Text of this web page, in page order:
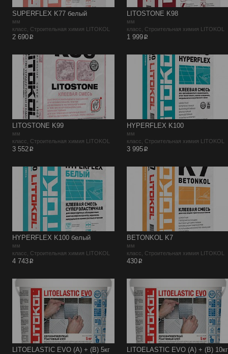
SUPERFLEX K77 белый
мм
класс, Строительная химия LITOKOL
2 690p
LITOSTONE K98
мм
класс, Строительная химия LITOKOL
1 999p
LITOSTONE K99
мм
класс, Строительная химия LITOKOL
3 552p
HYPERFLEX K100
мм
класс, Строительная химия LITOKOL
3 995p
HYPERFLEX K100 белый
мм
класс, Строительная химия LITOKOL
4 743p
BETONKOL K7
мм
класс, Строительная химия LITOKOL
430p
LITOELASTIC EVO (A) + (В) 5кг LITOELASTIC EVO (A) + (В) 10кг